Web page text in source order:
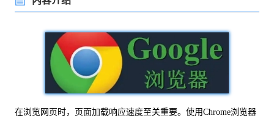
在浏览网页时，页面加载响应速度至关重要。使用Chrome浏览器